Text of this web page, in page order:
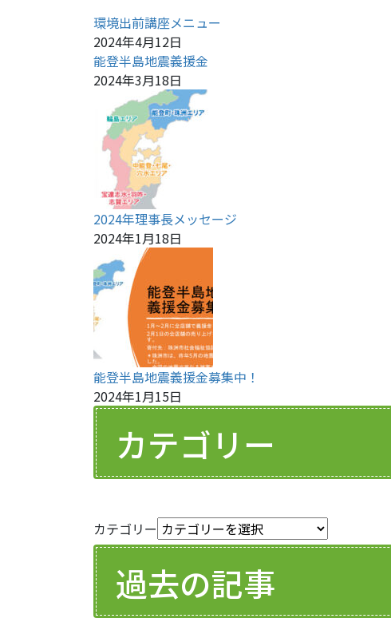
環境出前講座メニュー
2024年4月12日
能登半島地震義援金
2024年3月18日
2024年理事長メッセージ
2024年1月18日
能登半島地震義援金募集中！
2024年1月15日
カテゴリー
カテゴリー
過去の記事